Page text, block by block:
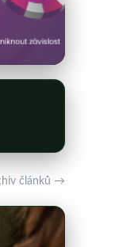
článků →